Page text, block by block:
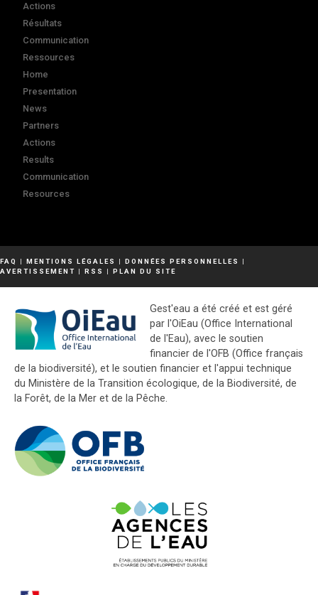
Actions
Résultats
Communication
Ressources
Home
Presentation
News
Partners
Actions
Results
Communication
Resources
FAQ | MENTIONS LÉGALES | DONNÉES PERSONNELLES
|
AVERTISSEMENT | RSS | PLAN DU SITE
Gest'eau a été créé et est géré
par l'OiEau (Office International
de l'Eau), avec le soutien
financier de l'OFB (Office français
de la biodiversité), et le soutien financier et l'appui technique
du Ministère de la Transition écologique, de la Biodiversité, de
la Forêt, de la Mer et de la Pêche.